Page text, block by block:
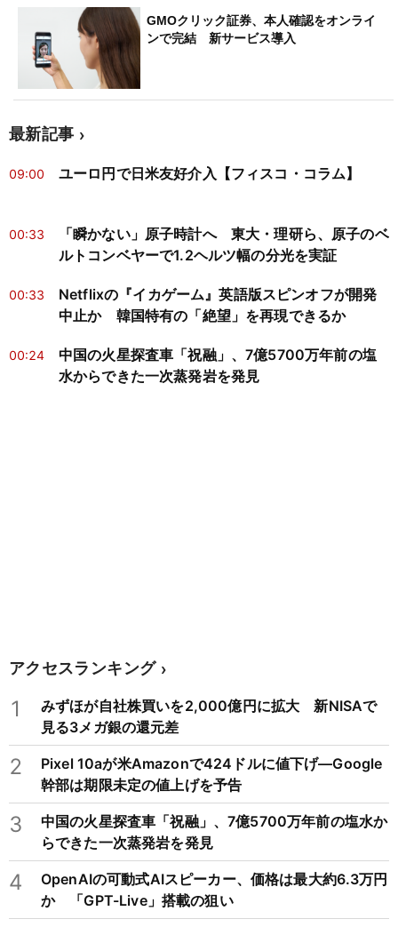
GMOクリック証券、本人確認をオンライ
ンで完結 新サービス導入
最新記事
09:00 ユーロ円で日米友好介入【フィスコ・コラム】
00:33
「瞬かない」原子時計へ 東大・理研ら、原子のベ
ルトコンベヤーで1.2ヘルツ幅の分光を実証
00:33
Netflixの『イカゲーム』英語版スピンオフが開発
中止か 韓国特有の「絶望」を再現できるか
00:24
中国の火星探査車「祝融」、7億5700万年前の塩
水からできた一次蒸発岩を発見
アクセスランキング
1
みずほが自社株買いを2,000億円に拡大 新NISAで
見る3メガ銀の還元差
2
Pixel 10aが米Amazonで424ドルに値下げ―Google
幹部は期限未定の値上げを予告
3
中国の火星探査車「祝融」、7億5700万年前の塩水か
らできた一次蒸発岩を発見
4
OpenAIの可動式AIスピーカー、価格は最大約6.3万円
か 「GPT-Live」搭載の狙い